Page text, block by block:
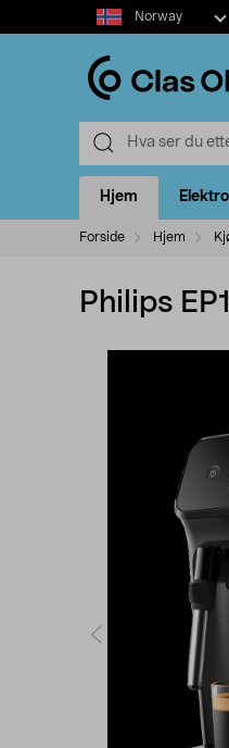
Select
market
Norway
Hjem Elektro
Forside Hjem
Philips